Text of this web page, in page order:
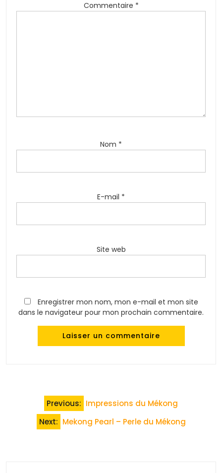
Commentaire *
Nom *
E-mail *
Site web
Enregistrer mon nom, mon e-mail et mon site
dans le navigateur pour mon prochain commentaire.
Navigation
l’article
Previous: Impressions du Mékong
Next: Mekong Pearl – Perle du Mékong